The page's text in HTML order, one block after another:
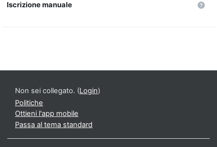
Iscrizione manuale
Non sei collegato. (Login)
Politiche
Ottieni l'app mobile
Passa al tema standard